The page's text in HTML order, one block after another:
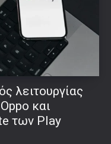
λειτουργίας
και
των Play